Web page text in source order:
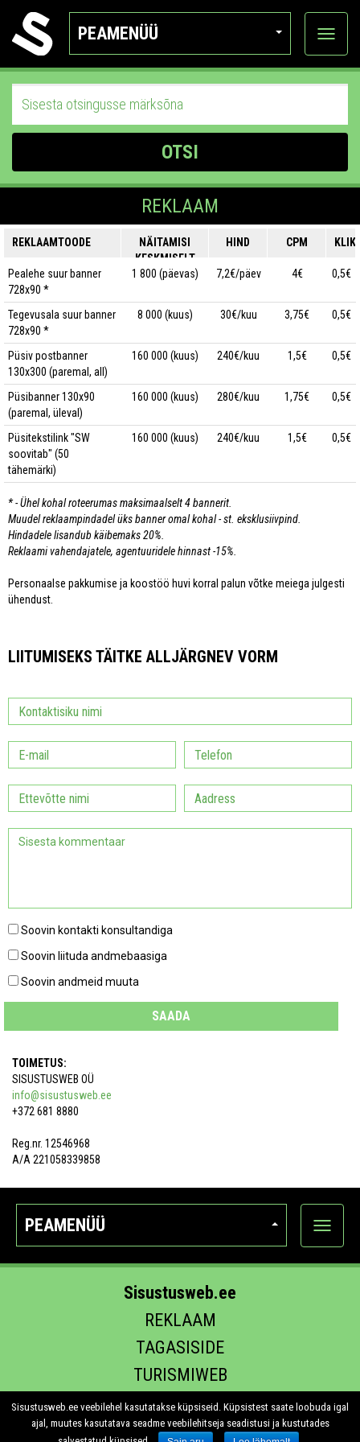
PEAMENÜÜ
Ava
OTSI
REKLAAM
REKLAAMTOODE
NÄITAMISI
KESKMISELT
HIND CPM
Pealehe suur banner
728x90 *
1 800 (päevas) 7,2€/päev 4€ 0,5€
Tegevusala suur banner
728x90 *
8 000 (kuus) 30€/kuu 3,75€ 0,5€
Püsiv postbanner
130x300 (paremal, all)
160 000 (kuus) 240€/kuu 1,5€ 0,5€
Püsibanner 130x90
(paremal, üleval)
160 000 (kuus) 280€/kuu 1,75€ 0,5€
Püsitekstilink "SW
soovitab" (50
tähemärki)
160 000 (kuus) 240€/kuu 1,5€ 0,5€
* - Ühel kohal roteerumas maksimaalselt 4 bannerit.
Muudel reklaampindadel üks banner omal kohal - st. eksklusiivpind.
Hindadele lisandub käibemaks 20%.
Reklaami vahendajatele, agentuuridele hinnast -15%.
Personaalse pakkumise ja koostöö huvi korral palun võtke meiega julgesti
ühendust.
LIITUMISEKS TÄITKE ALLJÄRGNEV VORM
Soovin kontakti konsultandiga
Soovin liituda andmebaasiga
Soovin andmeid muuta
SAADA
TOIMETUS:
SISUSTUSWEB OÜ
info@sisustusweb.ee
+372 681 8880
Reg.nr. 12546968
A/A 221058339858
PEAMENÜÜ
Ava
Sisustusweb.ee
REKLAAM
TAGASISIDE
TURISMIWEB
EHITUS.EE
Sisustusweb.ee veebilehel kasutatakse küpsiseid. Küpsistest saate loobuda igal
ajal, muutes kasutatava seadme veebilehitseja seadistusi ja kustutades